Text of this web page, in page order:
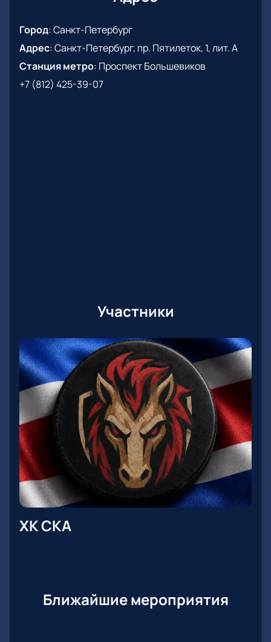
быть достаточно напряженной и не даст
вовремя всему происходящего на льду.
Спешите купить билет на матч «СКА» -
«Локомотив» на нашем сайте, места быстро
раскупают! Узнайте первыми имя победителя!
Город:Санкт-Петербург
Адрес:Санкт-Петербург, пр. Пятилеток, 1, лит. А
Станция метро: Проспект Большевиков
+7 (812) 425-39-07
Участники
ХК СКА
Ближайшие мероприятия